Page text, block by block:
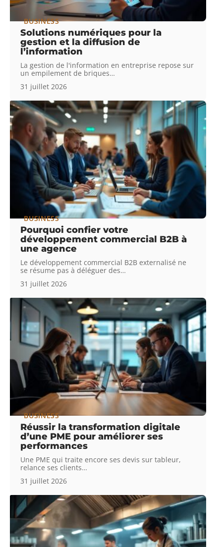
BUSINESS
Solutions numériques pour la
gestion et la diffusion de
l’information
La gestion de l'information en entreprise repose sur
un empilement de briques…
31 juillet 2026
BUSINESS
Pourquoi confier votre
développement commercial B2B à
une agence
Le développement commercial B2B externalisé ne
se résume pas à déléguer des…
31 juillet 2026
BUSINESS
Réussir la transformation digitale
d’une PME pour améliorer ses
performances
Une PME qui traite encore ses devis sur tableur,
relance ses clients…
31 juillet 2026